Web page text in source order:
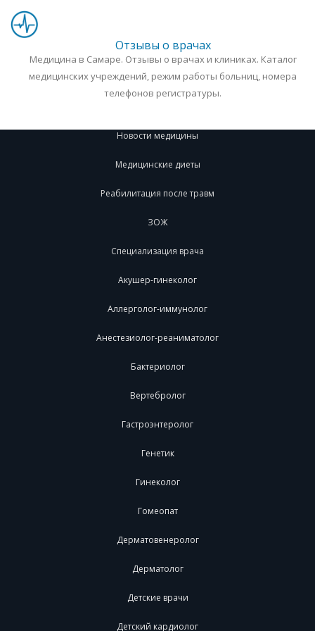
Отзывы о врачах
Медицина в Самаре. Отзывы о врачах и клиниках. Каталог
медицинских учреждений, режим работы больниц, номера
телефонов регистратуры.
Новости медицины
Медицинские диеты
Реабилитация после травм
ЗОЖ
Специализация врача
Акушер-гинеколог
Аллерголог-иммунолог
Анестезиолог-реаниматолог
Бактериолог
Вертебролог
Гастроэнтеролог
Генетик
Гинеколог
Гомеопат
Дерматовенеролог
Дерматолог
Детские врачи
Детский кардиолог